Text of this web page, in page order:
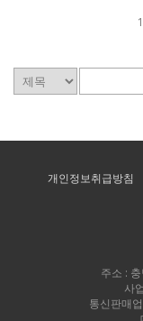
1
개인정보취급방침
주소 :
사
통신판매